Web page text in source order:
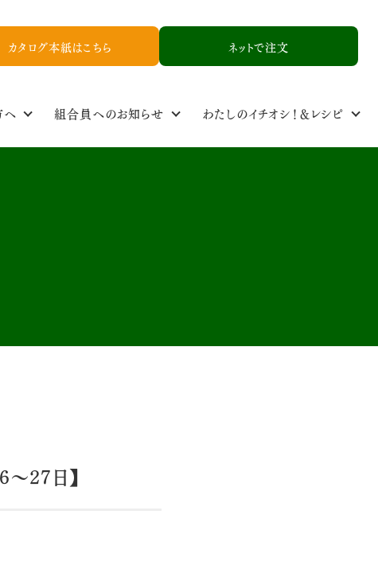
カタログ本紙はこちら ネットで注文
へ 組合員へのお知らせ わたしのイチオシ！＆レシピ
〜27日】